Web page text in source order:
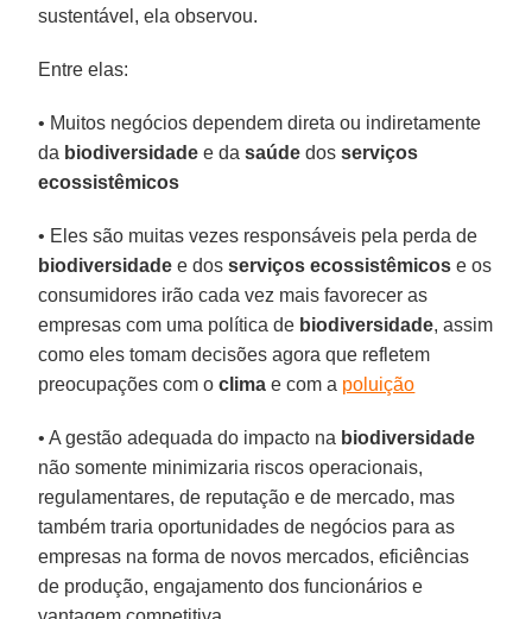
sustentável, ela observou.
Entre elas:
• Muitos negócios dependem direta ou indiretamente
da biodiversidade e dasaúde dosserviços
ecossistêmicos
• Eles são muitas vezes responsáveis pela perda de
biodiversidade e dosserviços ecossistêmicos e os
consumidores irão cada vez mais favorecer as
empresas com uma política de biodiversidade, assim
como eles tomam decisões agora que refletem
preocupações com o clima e com a poluição
• A gestão adequada do impacto na biodiversidade
não somente minimizaria riscos operacionais,
regulamentares, de reputação e de mercado, mas
também traria oportunidades de negócios para as
empresas na forma de novos mercados, eficiências
de produção, engajamento dos funcionários e